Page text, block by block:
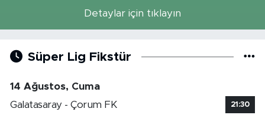
Detaylar için tıklayın
Süper Lig Fikstür
14 Ağustos, Cuma
Galatasaray - Çorum FK
21:30